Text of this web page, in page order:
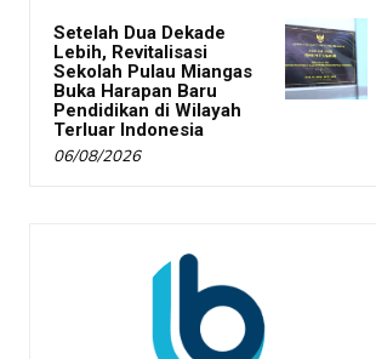
Setelah Dua Dekade
Lebih, Revitalisasi
Sekolah Pulau Miangas
Buka Harapan Baru
Pendidikan di Wilayah
Terluar Indonesia
06/08/2026